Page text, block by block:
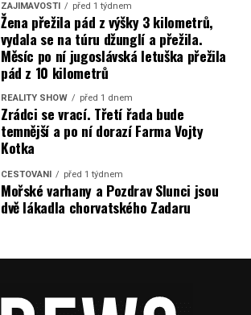
ZAJÍMAVOSTI před 1 týdnem
Žena přežila pád z výšky 3 kilometrů,
vydala se na túru džunglí a přežila.
Měsíc po ní jugoslávská letuška přežila
pád z 10 kilometrů
REALITY SHOW před 1 dnem
Zrádci se vrací. Třetí řada bude
temnější a po ní dorazí Farma Vojty
Kotka
CESTOVÁNÍ před 1 týdnem
Mořské varhany a Pozdrav Slunci jsou
dvě lákadla chorvatského Zadaru